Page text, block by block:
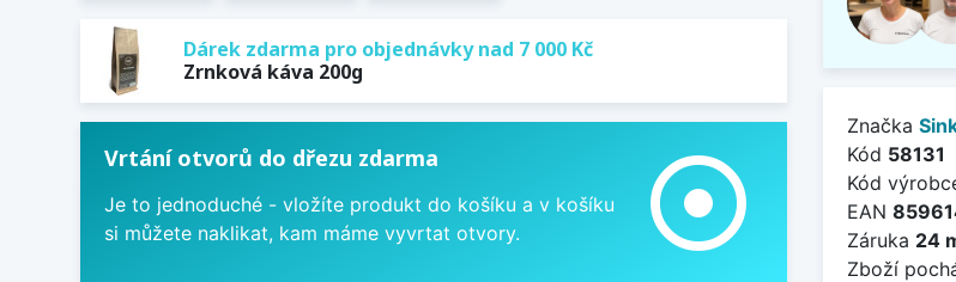
Dárek zdarma pro objednávky nad 7 000 Kč
Zrnková káva 200g
Vrtání otvorů do dřezu zdarma
Je to jednoduché - vložíte produkt do košíku a v košíku
si můžete naklikat, kam máme vyvrtat otvory.
adjust
Značka
Kód 58131
Kód
EAN
Záruka 24
Zboží